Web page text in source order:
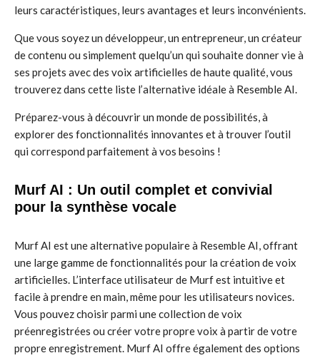
leurs caractéristiques, leurs avantages et leurs inconvénients.
Que vous soyez un développeur, un entrepreneur, un créateur
de contenu ou simplement quelqu’un qui souhaite donner vie à
ses projets avec des voix artificielles de haute qualité, vous
trouverez dans cette liste l’alternative idéale à Resemble AI.
Préparez-vous à découvrir un monde de possibilités, à
explorer des fonctionnalités innovantes et à trouver l’outil
qui correspond parfaitement à vos besoins !
Murf AI : Un outil complet et convivial
pour la synthèse vocale
Murf AI est une alternative populaire à Resemble AI, offrant
une large gamme de fonctionnalités pour la création de voix
artificielles. L’interface utilisateur de Murf est intuitive et
facile à prendre en main, même pour les utilisateurs novices.
Vous pouvez choisir parmi une collection de voix
préenregistrées ou créer votre propre voix à partir de votre
propre enregistrement. Murf AI offre également des options